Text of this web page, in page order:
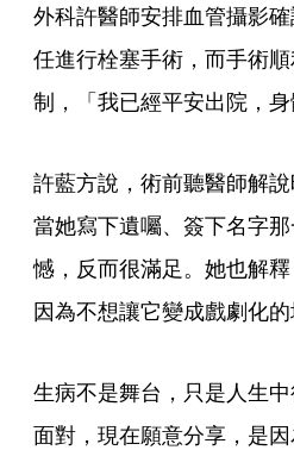
外科許醫師安排血管攝影
任進行栓塞手術，而手術
制，「我已經平安出院，身
許藍方說，術前聽醫師解
當她寫下遺囑、簽下名字
憾，反而很滿足。她也解
因為不想讓它變成戲劇化的
生病不是舞台，只是人生
面對，現在願意分享，是